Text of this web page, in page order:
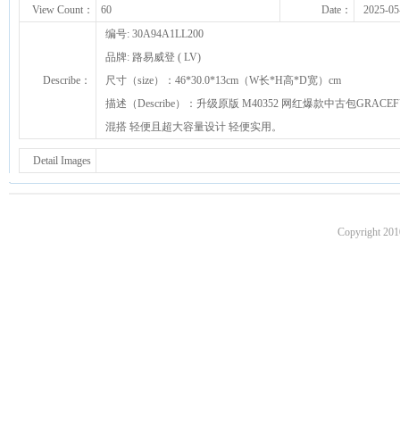
View Count：
60 Date： 2025-
Describe：
编号: 30A94A1LL200
品牌: 路易威登 ( LV)
尺寸（size）：46*30.0*13cm（W长*H高*D宽）cm
描述（Describe）：升级原版 M40352 网红爆款中古包
混搭 轻便且超大容量设计 轻便实用。
Detail Images
Copyright